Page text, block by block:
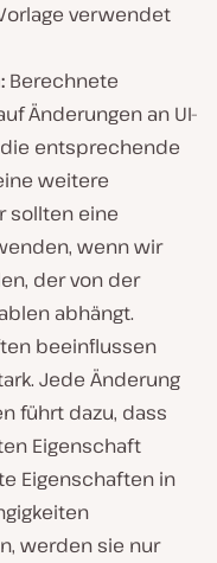
verwendet
Berechnete
Änderungen an UI-
entsprechende
weitere
sollten eine
wenn wir
der von der
abhängt.
beeinflussen
Jede Änderung
führt dazu, dass
Eigenschaft
Eigenschaften in
werden sie nur